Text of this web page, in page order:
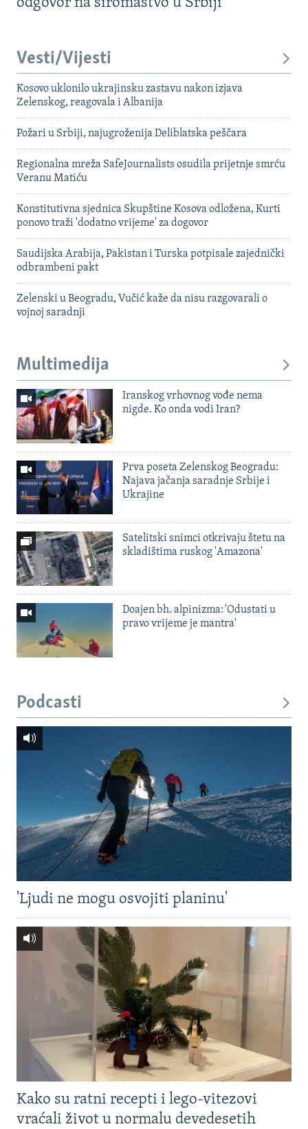
Vesti/Vijesti
Kosovo uklonilo ukrajinsku zastavu nakon izjava
Zelenskog, reagovala i Albanija
Požari u Srbiji, najugroženija Deliblatska peščara
Regionalna mreža SafeJournalists osudila prijetnje smrću
Veranu Matiću
Konstitutivna sjednica Skupštine Kosova odložena, Kurti
ponovo traži 'dodatno vrijeme' za dogovor
Saudijska Arabija, Pakistan i Turska potpisale zajednički
odbrambeni pakt
Zelenski u Beogradu, Vučić kaže da nisu razgovarali o
vojnoj saradnji
Multimedija
Iranskog vrhovnog vođe nema
nigde. Ko onda vodi Iran?
Prva poseta Zelenskog Beogradu:
Najava jačanja saradnje Srbije i
Ukrajine
Satelitski snimci otkrivaju štetu na
skladištima ruskog 'Amazona'
Doajen bh. alpinizma: 'Odustati u
pravo vrijeme je mantra'
Podcasti
'Ljudi ne mogu osvojiti planinu'
Kako su ratni recepti i lego-vitezovi
vraćali život u normalu devedesetih